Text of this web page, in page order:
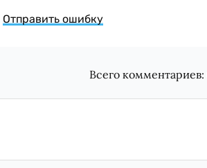
Отправить ошибку
Всего комментариев: